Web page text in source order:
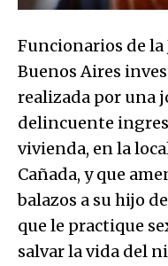
Funcionarios de la
Buenos Aires
realizada por una
delincuente
vivienda, en la
Cañada, y que
balazos a su hijo
que le practique
salvar la vida del